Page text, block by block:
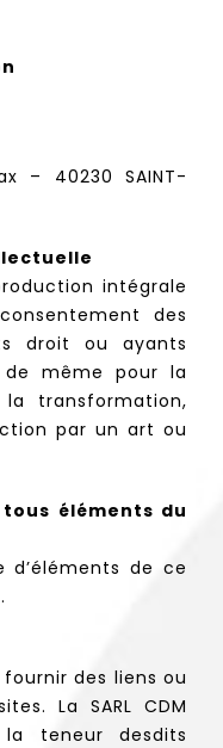
– 40230 SAINT-
intégrale
des
droit ou ayants
même pour la
transformation,
par un art ou
éléments du
d’éléments de ce
des liens ou
La SARL CDM
teneur desdits